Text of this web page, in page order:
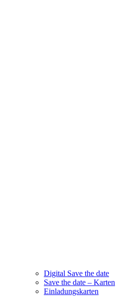
Digital Save the date
Save the date – Karten
Einladungskarten